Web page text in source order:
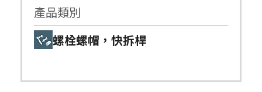
產品類別
螺栓螺帽，快拆桿